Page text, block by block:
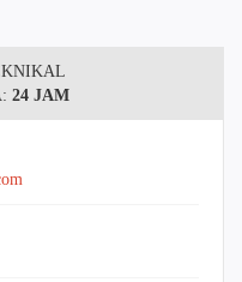
24 JAM